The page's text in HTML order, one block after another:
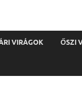
VIRÁGOK ŐSZI